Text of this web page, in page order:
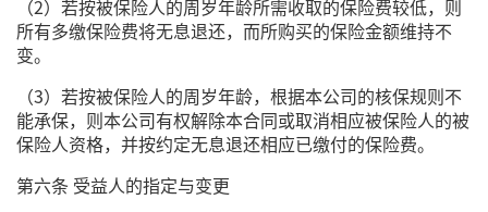
（2）若按被保险人的周岁年龄所需收取的保险费较低，则
所有多缴保险费将无息退还，而所购买的保险金额维持不
变。
（3）若按被保险人的周岁年龄，根据本公司的核保规则不
能承保，则本公司有权解除本合同或取消相应被保险人的被
保险人资格，并按约定无息退还相应已缴付的保险费。
第六条 受益人的指定与变更